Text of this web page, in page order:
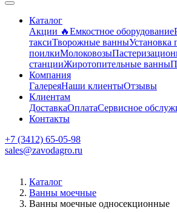
Каталог
Акции 🔥Емкостное оборудование
таксиТворожные ванныУстановка
поилкиМолоковозы
станцииЖиротопительные ванны
Компания
ГалереяНаши клиентыОтзывы
Клиентам
ДоставкаОплатаСервисное
Контакты
+7 (3412) 65-05-98
sales@zavodagro.ru
Каталог
Ванны моечные
Ванны моечные односекционные